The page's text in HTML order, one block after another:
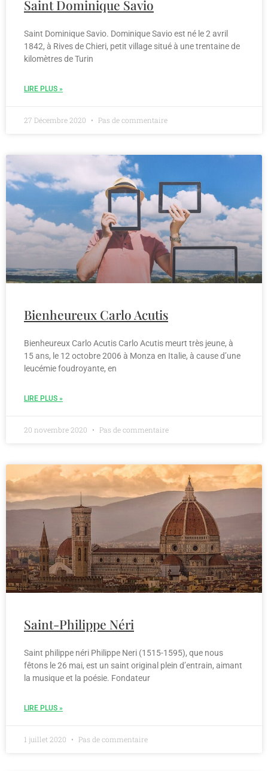
Saint Dominique Savio
Saint Dominique Savio. Dominique Savio est né le 2 avril
1842, à Rives de Chieri, petit village situé à une trentaine de
kilomètres de Turin
LIRE PLUS »
27 Décembre 2020 Pas de commentaire
Bienheureux Carlo Acutis
Bienheureux Carlo Acutis Carlo Acutis meurt très jeune, à
15 ans, le 12 octobre 2006 à Monza en Italie, à cause d’une
leucémie foudroyante, en
LIRE PLUS »
20 novembre 2020 Pas de commentaire
Saint-Philippe Néri
Saint philippe néri Philippe Neri (1515-1595), que nous
fêtons le 26 mai, est un saint original plein d’entrain, aimant
la musique et la poésie. Fondateur
LIRE PLUS »
1 juillet 2020 Pas de commentaire